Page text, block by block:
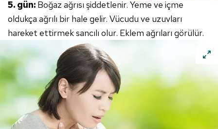
5. gün: Boğaz ağrısı şiddetlenir. Yeme ve içme
oldukça ağrılı bir hale gelir. Vücudu ve uzuvları
hareket ettirmek sancılı olur. Eklem ağrıları görülür.